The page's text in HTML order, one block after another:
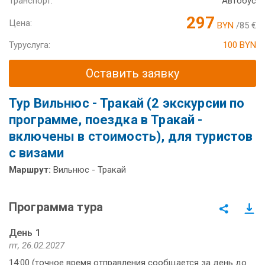
Цена: 297 BYN /85 €
Туруслуга:
100 BYN
Оставить заявку
Тур Вильнюс - Тракай (2 экскурсии по
программе, поездка в Тракай -
включены в стоимость), для туристов
с визами
Маршрут: Вильнюс - Тракай
Программа тура
День 1
пт, 26.02.2027
14:00 (точное время отправления сообщается за день до